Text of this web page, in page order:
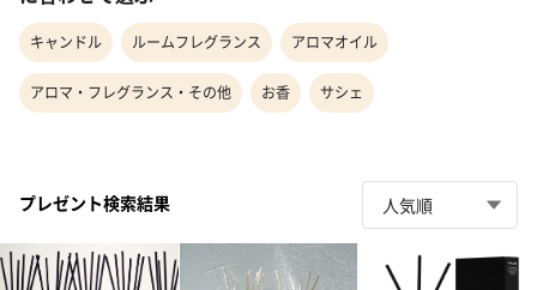
キャンドル ルームフレグランス アロマオイル
アロマ・フレグランス・その他 お香 サシェ
プレゼント検索結果